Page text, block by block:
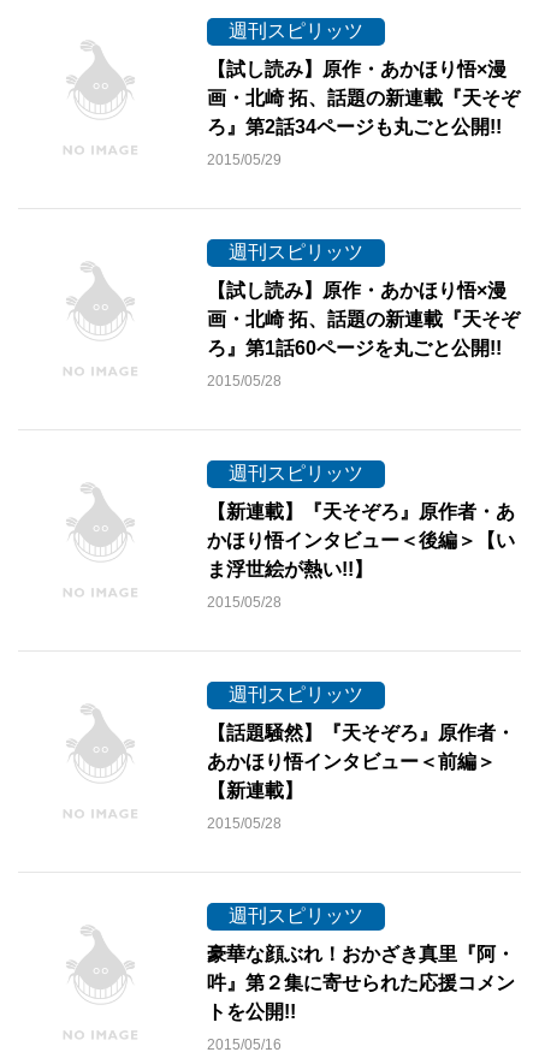
週刊スピリッツ
【試し読み】原作・あかほり悟×漫
画・北崎 拓、話題の新連載『天そぞ
ろ』第2話34ページも丸ごと公開!!
2015/05/29
週刊スピリッツ
【試し読み】原作・あかほり悟×漫
画・北崎 拓、話題の新連載『天そぞ
ろ』第1話60ページを丸ごと公開!!
2015/05/28
週刊スピリッツ
【新連載】『天そぞろ』原作者・あ
かほり悟インタビュー＜後編＞【い
ま浮世絵が熱い!!】
2015/05/28
週刊スピリッツ
【話題騒然】『天そぞろ』原作者・
あかほり悟インタビュー＜前編＞
【新連載】
2015/05/28
週刊スピリッツ
豪華な顔ぶれ！おかざき真里『阿・
吽』第２集に寄せられた応援コメン
トを公開!!
2015/05/16